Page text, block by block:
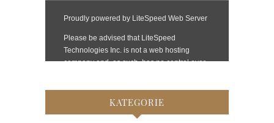
KATEGORIE